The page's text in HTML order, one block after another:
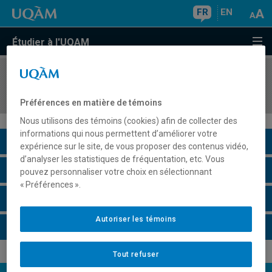
FR EN
Étudier à l'UQAM
COURS//
Description du cours
Horaire - Été 2026
Préférences en matière de témoins
Nous utilisons des témoins (cookies) afin de collecter des
informations qui nous permettent d’améliorer votre
expérience sur le site, de vous proposer des contenus vidéo,
d’analyser les statistiques de fréquentation, etc. Vous
pouvez personnaliser votre choix en sélectionnant
« Préférences ».
Tout refuser
Autoriser les témoins